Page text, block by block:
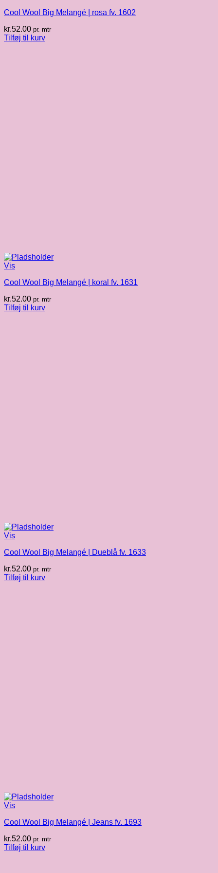
Cool Wool Big Melangé | rosa fv. 1602
kr.52.00 pr. mtr
Tilføj til kurv
Vis
Cool Wool Big Melangé | koral fv. 1631
kr.52.00 pr. mtr
Tilføj til kurv
Vis
Cool Wool Big Melangé | Dueblå fv. 1633
kr.52.00 pr. mtr
Tilføj til kurv
Vis
Cool Wool Big Melangé | Jeans fv. 1693
kr.52.00 pr. mtr
Tilføj til kurv